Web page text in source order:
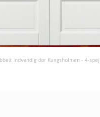
indvendig dør Kungsholmen - 4-